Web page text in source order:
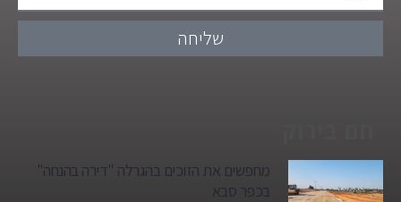
שליחה
מחפשים את הזוכים בהגרלה "דירה בהנחה"
בכפר סבא